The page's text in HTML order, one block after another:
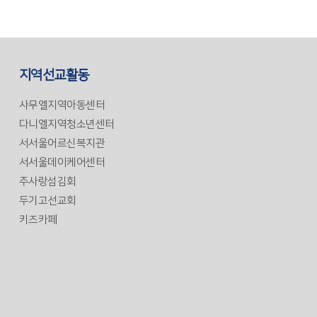
지역선교활동
사무엘지역아동센터
다니엘지역청소년센터
서서울어르신복지관
서서울데이케어센터
주사랑섬김회
두기고선교회
키즈카페